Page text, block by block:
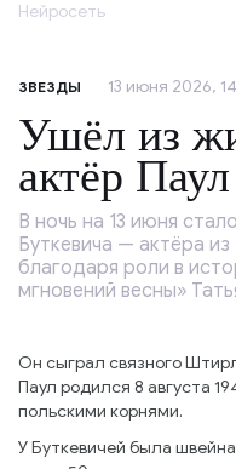
Нейросеть
ЗВЕЗДЫ 13 июня 2026,
Ушёл из
актёр
В ночь на 13 июня
Буткевича — актёра
благодаря роли в
мгновений весны»
Он сыграл связного
Паул родился 8 августа
польскими корнями.
У Буткевичей была